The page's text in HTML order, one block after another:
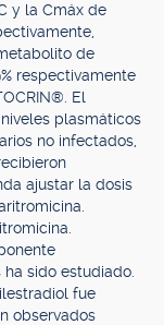
y la Cmáx de
de
respectivamente
El
plasmáticos
no infectados,
ajustar la dosis
sido estudiado.
fue
observados